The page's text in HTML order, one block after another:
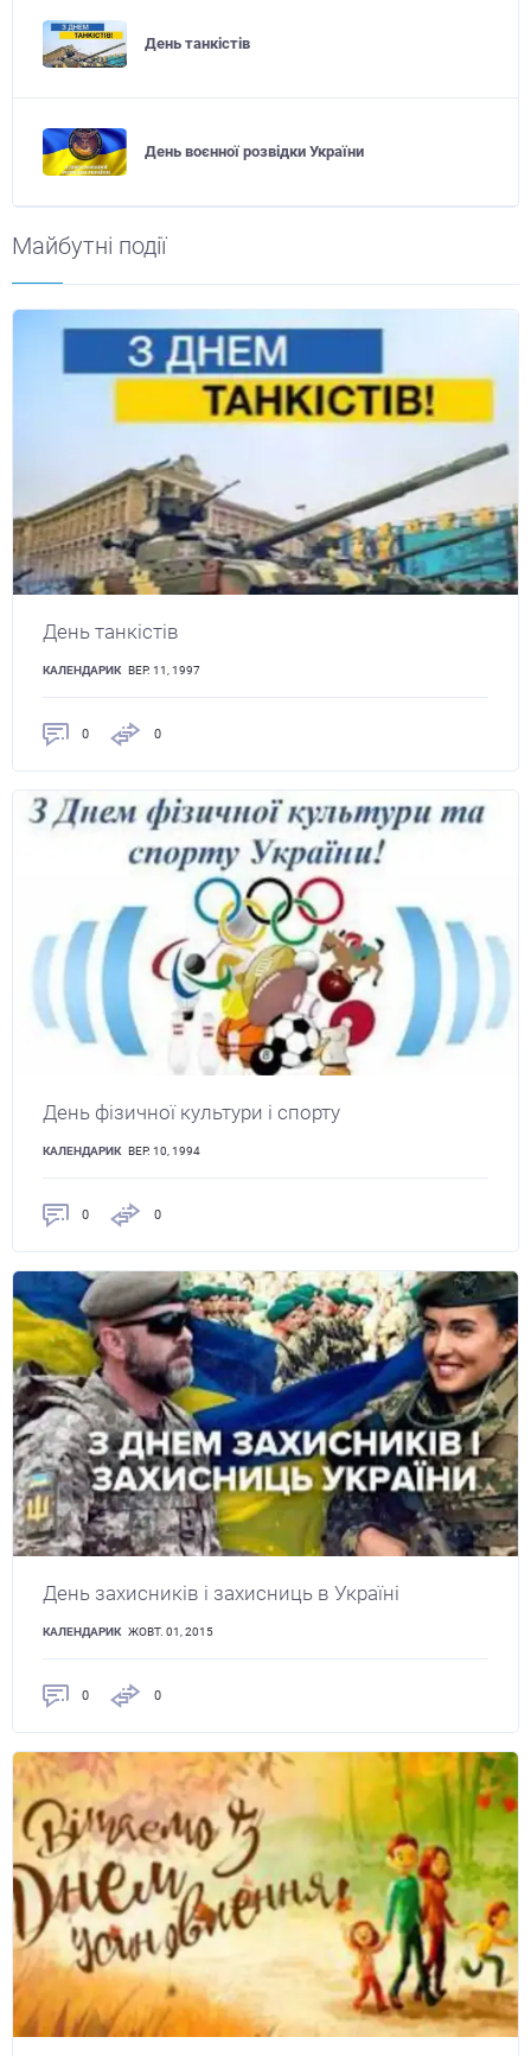
День танкістів
День воєнної розвідки України
Майбутні події
День танкістів
КАЛЕНДАРИК ВЕР. 11, 1997
0 0
День фізичної культури і спорту
КАЛЕНДАРИК ВЕР. 10, 1994
0 0
День захисників і захисниць в Україні
КАЛЕНДАРИК ЖОВТ. 01, 2015
0 0